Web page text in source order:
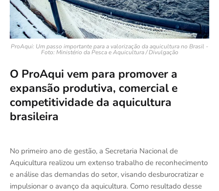
ProAqui: Um passo importante para a valorização da aquicultura no Brasil -
Foto: Ministério da Pesca e Aquicultura / Divulgação
O ProAqui vem para promover a
expansão produtiva, comercial e
competitividade da aquicultura
brasileira
No primeiro ano de gestão, a Secretaria Nacional de
Aquicultura realizou um extenso trabalho de reconhecimento
e análise das demandas do setor, visando desburocratizar e
impulsionar o avanço da aquicultura. Como resultado desse